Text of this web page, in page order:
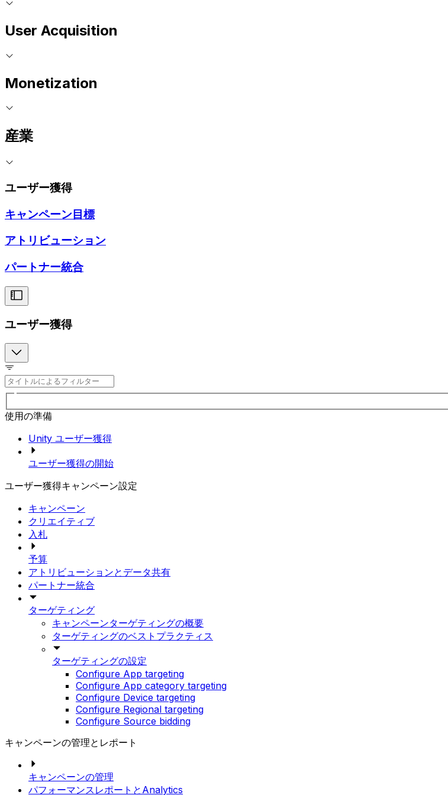
User Acquisition
Monetization
産業
ユーザー獲得
キャンペーン目標
アトリビューション
パートナー統合
ユーザー獲得
使用の準備
Unity ユーザー獲得
ユーザー獲得の開始
ユーザー獲得キャンペーン設定
キャンペーン
クリエイティブ
入札
予算
アトリビューションとデータ共有
パートナー統合
ターゲティング
キャンペーンターゲティングの概要
ターゲティングのベストプラクティス
ターゲティングの設定
Configure App targeting
Configure App category targeting
Configure Device targeting
Configure Regional targeting
Configure Source bidding
キャンペーンの管理とレポート
キャンペーンの管理
パフォーマンスレポートとAnalytics